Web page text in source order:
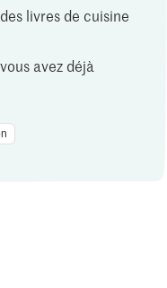
livres de cuisine
avez déjà